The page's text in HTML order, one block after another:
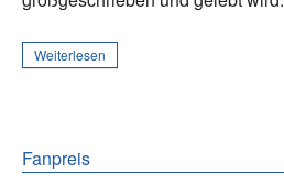
Weiterlesen
Fanpreis